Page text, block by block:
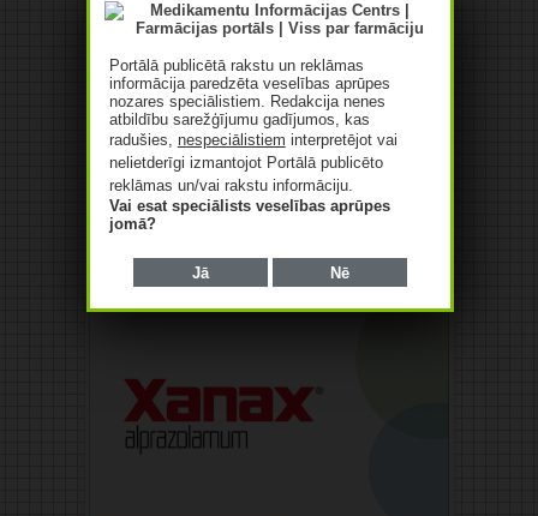
Portālā publicētā rakstu un reklāmas
informācija paredzēta veselības aprūpes
nozares speciālistiem. Redakcija nenes
atbildību sarežģījumu gadījumos, kas
radušies, nespeciālistiem interpretējot vai
nelietderīgi izmantojot Portālā publicēto
reklāmas un/vai rakstu informāciju.
Vai esat speciālists veselības aprūpes
jomā?
Jā Nē